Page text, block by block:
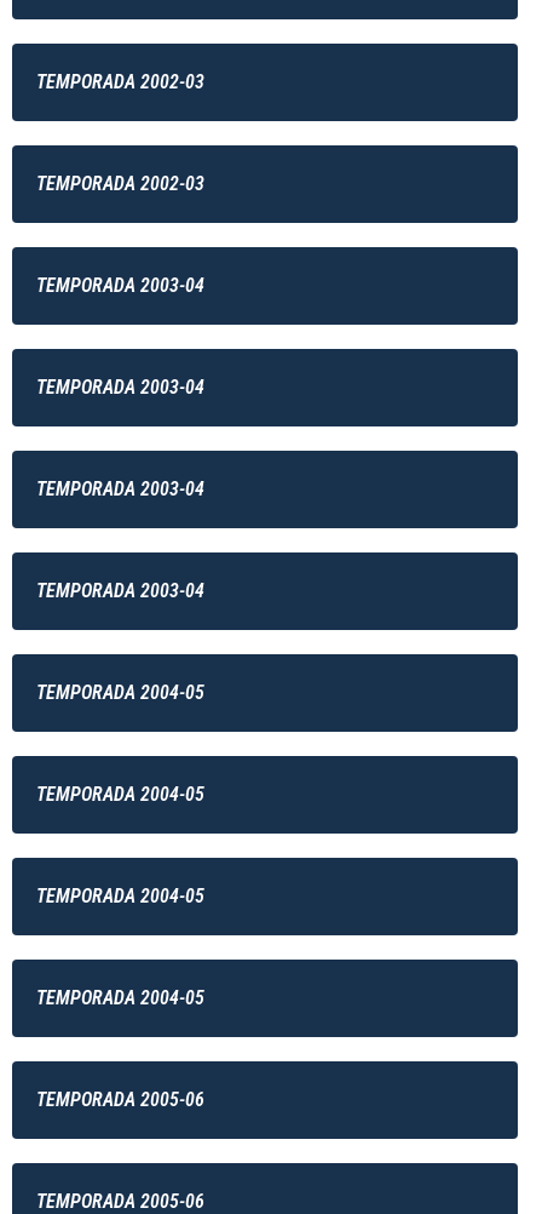
TEMPORADA 2002-03
TEMPORADA 2002-03
TEMPORADA 2003-04
TEMPORADA 2003-04
TEMPORADA 2003-04
TEMPORADA 2003-04
TEMPORADA 2004-05
TEMPORADA 2004-05
TEMPORADA 2004-05
TEMPORADA 2004-05
TEMPORADA 2005-06
TEMPORADA 2005-06